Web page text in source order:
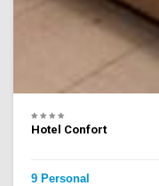
Hotel Confort
9 Personal